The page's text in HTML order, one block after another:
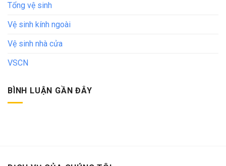
Tổng vệ sinh
Vệ sinh kính ngoài
Vệ sinh nhà cửa
VSCN
BÌNH LUẬN GẦN ĐÂY